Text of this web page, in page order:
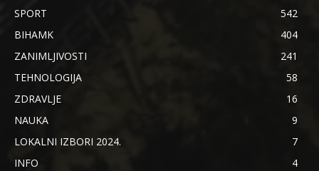
SPORT
542
BIHAMK
404
ZANIMLJIVOSTI
241
TEHNOLOGIJA
58
ZDRAVLJE
16
NAUKA
9
LOKALNI IZBORI 2024.
7
INFO
4